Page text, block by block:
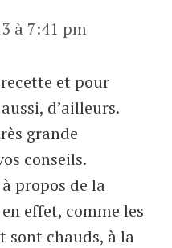
à 7:41 pm
et pour
d’ailleurs.
grande
conseils.
propos de la
effet, comme les
sont chauds, à la